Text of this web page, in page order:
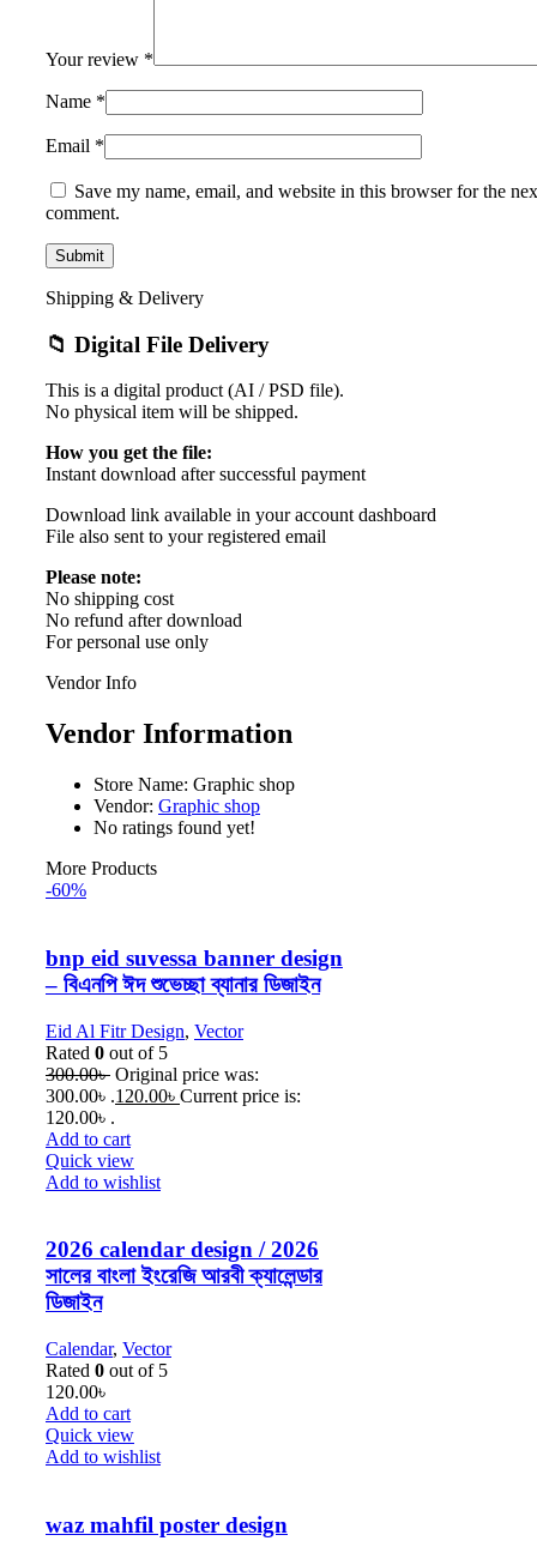
Your review *
Name *
Email *
Save my name, email, and website in this browser for the
comment.
Shipping & Delivery
📁 Digital File Delivery
This is a digital product (AI / PSD file).
No physical item will be shipped.
How you get the file:
Instant download after successful payment
Download link available in your account dashboard
File also sent to your registered email
Please note:
No shipping cost
No refund after download
For personal use only
Vendor Info
Vendor Information
Store Name: Graphic shop
Vendor: Graphic shop
No ratings found yet!
More Products
-60%
bnp eid suvessa banner design
– বিএনপি ঈদ শুভেচ্ছা ব্যানার ডিজাইন
Eid Al Fitr Design, Vector
Rated 0 out of 5
300.00৳ Original price was:
300.00৳ .120.00৳ Current price is:
120.00৳ .
Add to cart
Quick view
Add to wishlist
2026 calendar design / 2026
সালের বাংলা ইংরেজি আরবী ক্যালেন্ডার
ডিজাইন
Calendar, Vector
Rated 0 out of 5
120.00৳
Add to cart
Quick view
Add to wishlist
waz mahfil poster design